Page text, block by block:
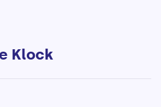
Klock